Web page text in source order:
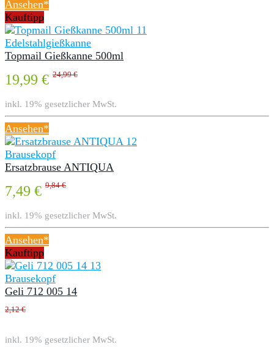
Ansehen*
Kauftipp
Edelstahlgießkanne
Topmail Gießkanne 500ml
19,99 € 24,99 €
inkl. 19% gesetzlicher MwSt.
Ansehen*
Brausekopf
Ersatzbrause ANTIQUA
7,49 € 9,84 €
inkl. 19% gesetzlicher MwSt.
Ansehen*
Kauftipp
Brausekopf
Geli 712 005 14
2,12 €
inkl. 19% gesetzlicher MwSt.